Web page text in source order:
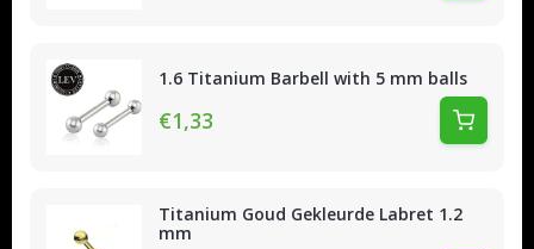
1.6 Titanium Barbell with 5 mm balls
€1,33
Titanium Goud Gekleurde Labret 1.2
mm